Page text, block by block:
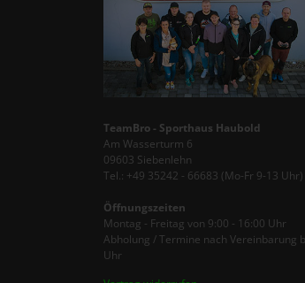
TeamBro - Sporthaus Haubold
Am Wasserturm 6
09603 Siebenlehn
Tel.: +49 35242 - 66683 (Mo-Fr 9-13 Uhr)
Öffnungszeiten
Montag - Freitag von 9:00 - 16:00 Uhr
Abholung / Termine nach Vereinbarung
Uhr